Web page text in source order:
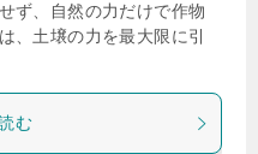
ず、自然の力だけで作物
、土壌の力を最大限に引
む